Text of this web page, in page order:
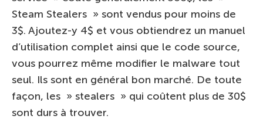
Steam Stealers » sont vendus pour moins de
3$. Ajoutez-y 4$ et vous obtiendrez un manuel
d’utilisation complet ainsi que le code source,
vous pourrez même modifier le malware tout
seul. Ils sont en général bon marché. De toute
façon, les » stealers » qui coûtent plus de 30$
sont durs à trouver.